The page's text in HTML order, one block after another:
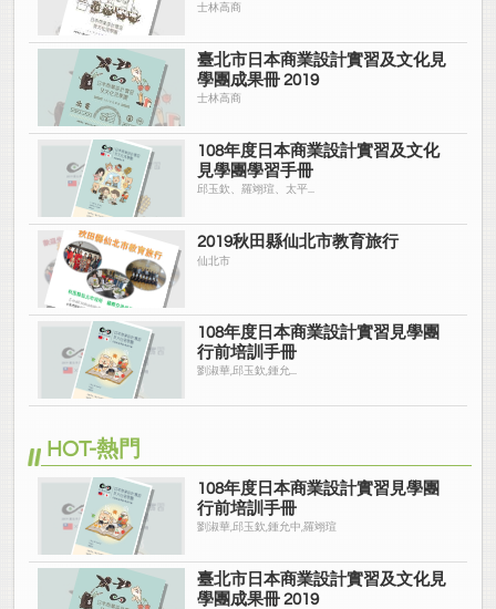
士林高商
臺北市日本商業設計實習及文化見
學團成果冊 2019
士林高商
108年度日本商業設計實習及文化
見學團學習手冊
邱玉欽、羅翊瑄、太平...
2019秋田縣仙北市教育旅行
仙北市
108年度日本商業設計實習見學團
行前培訓手冊
劉淑華,邱玉欽,鍾允...
HOT-熱門
108年度日本商業設計實習見學團
行前培訓手冊
劉淑華,邱玉欽,鍾允中,羅翊瑄
臺北市日本商業設計實習及文化見
學團成果冊 2019